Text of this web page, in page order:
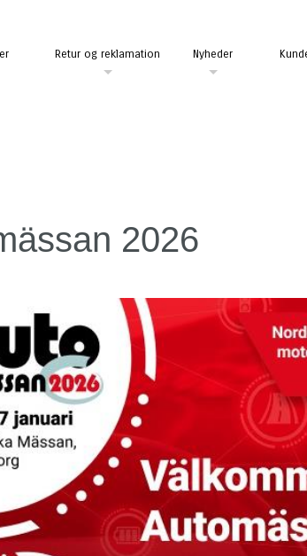
Retur og reklamation Nyheder
2026